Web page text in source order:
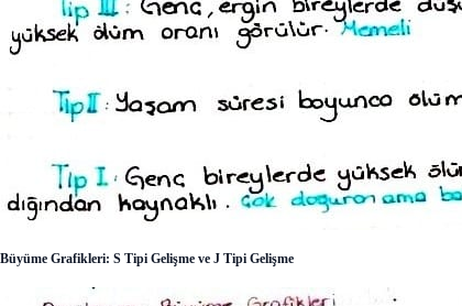
Büyüme Grafikleri: S Tipi Gelişme ve J Tipi Gelişme